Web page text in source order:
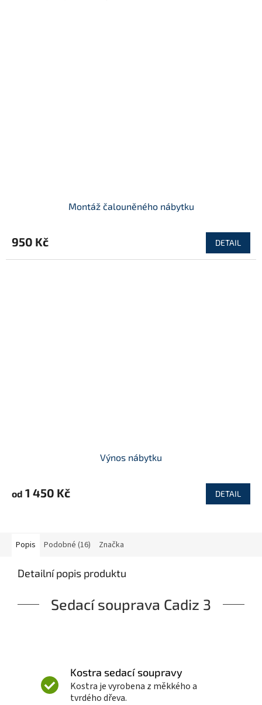
Montáž čalouněného nábytku
950 Kč DETAIL
Výnos nábytku
od 1 450 Kč DETAIL
Popis Podobné (16) Značka
Detailní popis produktu
Sedací souprava Cadiz 3
Kostra sedací soupravy
Kostra je vyrobena z měkkého a
tvrdého dřeva.